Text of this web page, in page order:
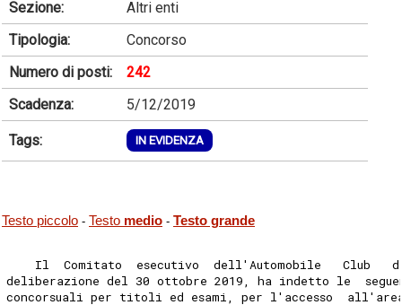
Sezione:
Altri enti
Tipologia:
Concorso
Numero di posti:
242
Scadenza:
5/12/2019
Tags: IN EVIDENZA
Testo piccolo - Testo medio - Testo grande
Il  Comitato  esecutivo  dell'Automobile   Club
deliberazione del 30 ottobre 2019, ha indetto le
concorsuali per titoli ed esami, per l'accesso